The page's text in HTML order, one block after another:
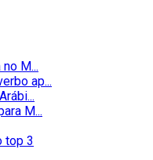
M...
ap...
M...
top 3